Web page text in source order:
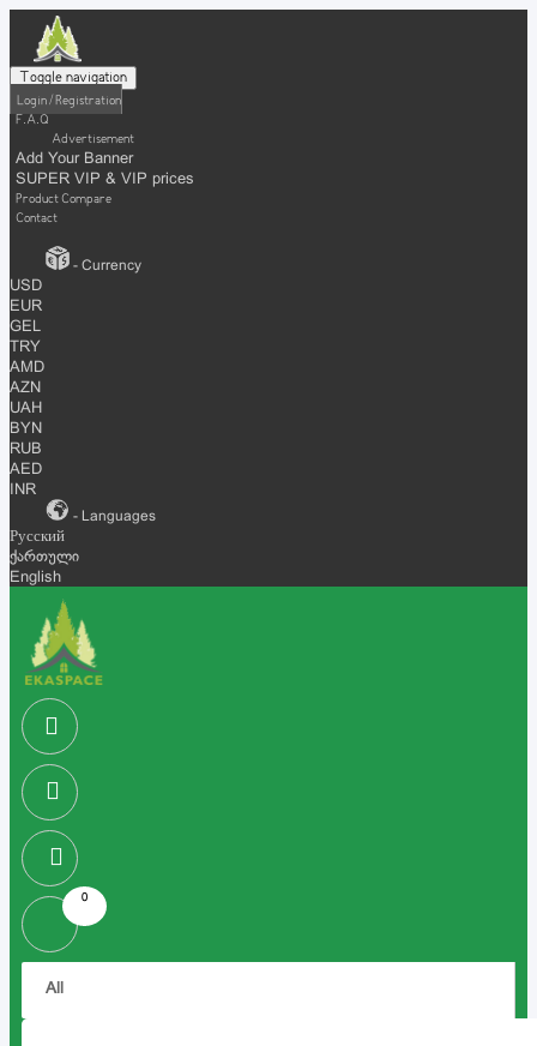
Toggle navigation
Login / Registration
F.A.Q
Advertisement
Add Your Banner
SUPER VIP & VIP prices
Product Compare
Contact
- Currency
USD
EUR
GEL
TRY
AMD
AZN
UAH
BYN
RUB
AED
INR
- Languages
Русский
ქართული
English
0